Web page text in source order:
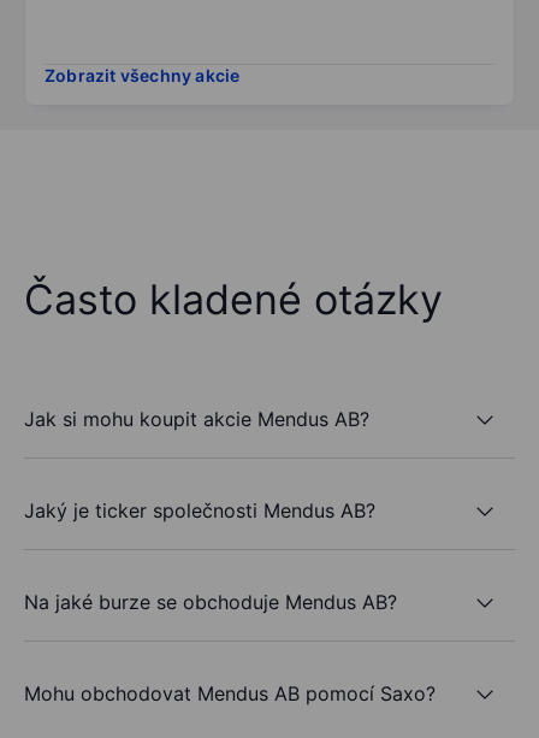
Zobrazit všechny akcie
Často kladené otázky
Jak si mohu koupit akcie Mendus AB?
Jaký je ticker společnosti Mendus AB?
Na jaké burze se obchoduje Mendus AB?
Mohu obchodovat Mendus AB pomocí Saxo?